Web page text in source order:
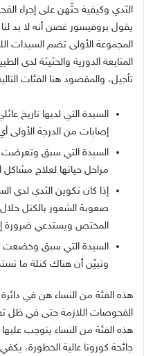
الثدي وكيفية حثّهن على إجراء
يقول بروفيسور غصن أنه لا بد
المجموعة الأولى تضم السيدات
المتابعة الدورية والحثيثة لدى
تأجيل، والمقصود هنا الفئات
السيدة التي لديها تاريخ
إصابات من الدرجة الأولى
السيدة التي سبق وتعرضت
مراحل حياتها لعلاج مشاكل
إذا كان تكوين الثدي لدى
صعوبة الشعور بالكتل
المختص ويستدعي ضرورة
وتبيّن أن هناك كتلة ما
هذه الفئة من النساء هن في دائرة
الفحوصات اللازمة حتى في ظل
هذه الفئة من النساء يتوجب
جائحة كورونا عالية الخطورة،